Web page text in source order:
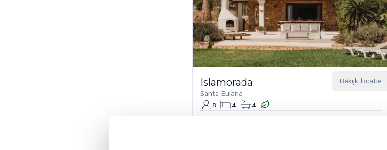
Bekijk locatie
Islamorada
Santa Eularia
8
4 4